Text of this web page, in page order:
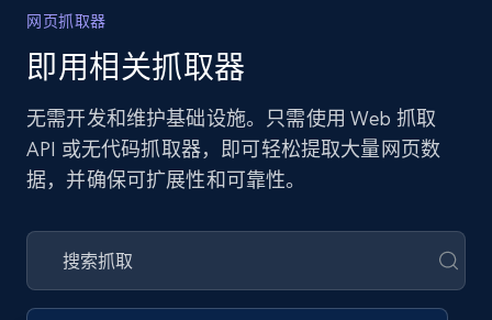
网页抓取器
即用相关抓取器
无需开发和维护基础设施。只需使用 Web 抓取
API 或无代码抓取器，即可轻松提取大量网页数
据，并确保可扩展性和可靠性。